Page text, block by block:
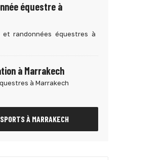
équestre à
randonnées équestres à
à Marrakech
à Marrakech
À MARRAKECH